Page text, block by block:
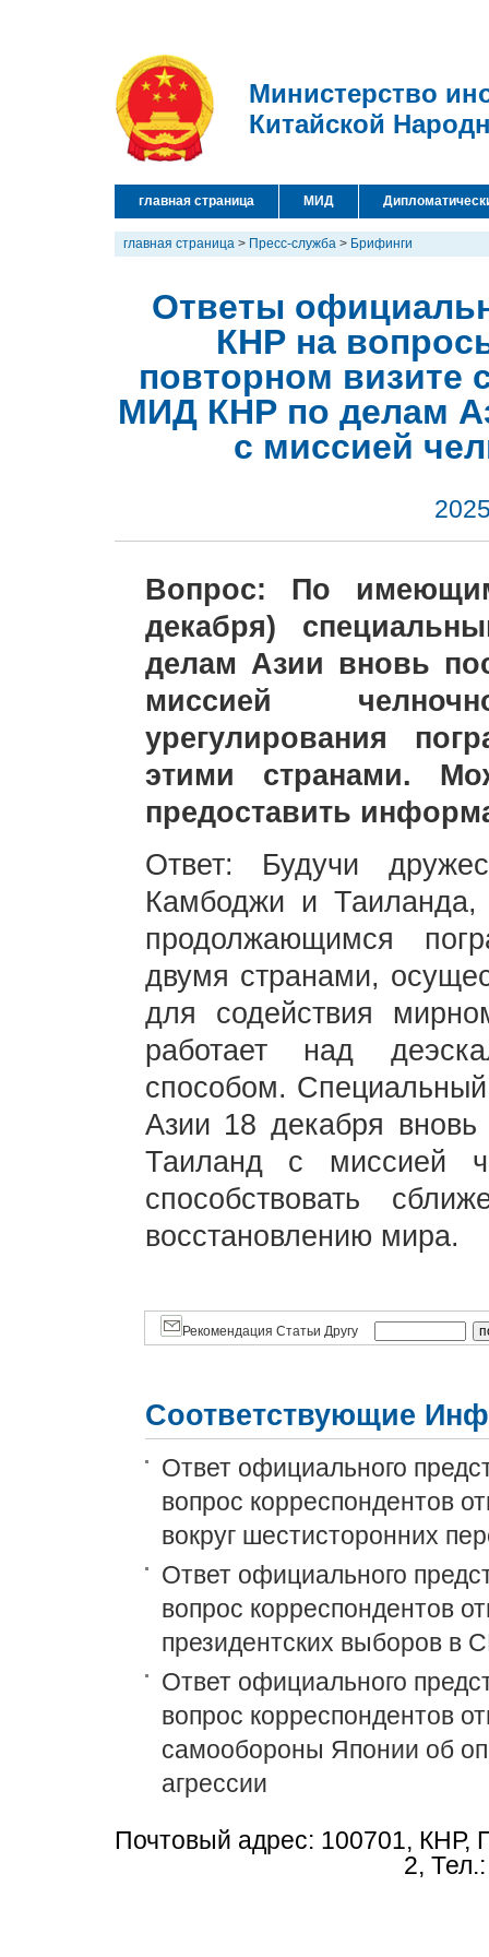
Министерство
Китайской
главная страница МИД
главная страница > Пресс-служба > Брифинги
Ответы
КНР на
повторном визите
МИД КНР по делам
с миссией
Вопрос: По
декабря)
делам Азии вновь
миссией
урегулирования
этими странами.
предоставить
Ответ: Будучи
Камбоджи и Таиланда,
продолжающимся
двумя странами,
для содействия
работает над
способом.
Азии 18 декабря
Таиланд с миссией
способствовать
восстановлению мира.
Рекомендация Статьи Другу
Соответствующие
Ответ официального
вопрос корреспондентов
вокруг шестисторонних
Ответ официального
вопрос корреспондентов
президентских выборов в
Ответ официального
вопрос корреспондентов
самообороны Японии об
агрессии
Почтовый адрес: 100701, КНР,
2,